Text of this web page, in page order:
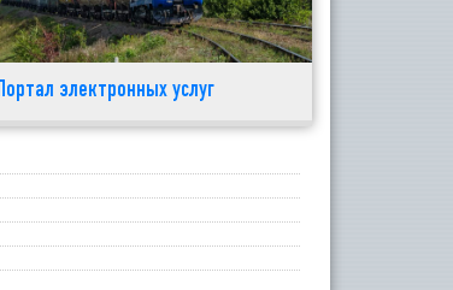
Портал электронных услуг